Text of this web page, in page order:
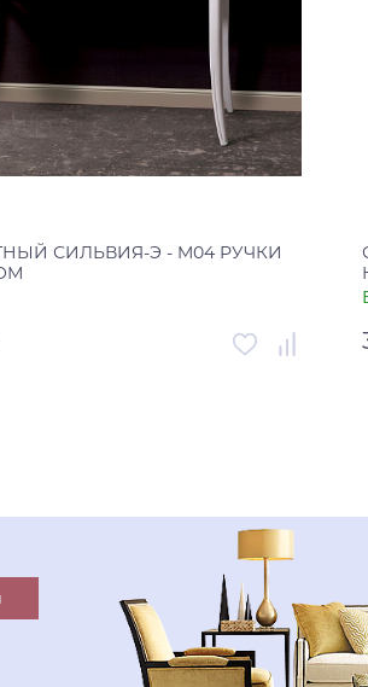
СИЛЬВИЯ-Э - M04 РУЧКИ
Купить в один клик